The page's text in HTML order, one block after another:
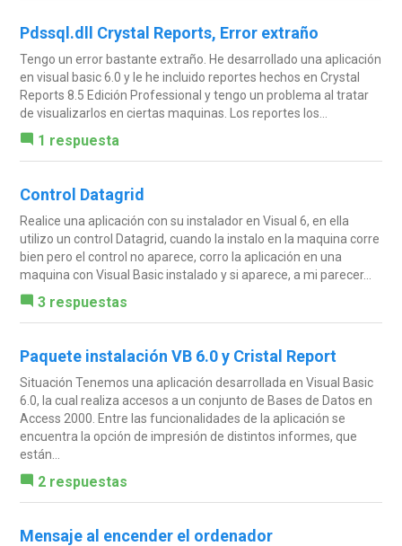
Pdssql.dll Crystal Reports, Error extraño
Tengo un error bastante extraño. He desarrollado una aplicación
en visual basic 6.0 y le he incluido reportes hechos en Crystal
Reports 8.5 Edición Professional y tengo un problema al tratar
de visualizarlos en ciertas maquinas. Los reportes los...
1 respuesta
Control Datagrid
Realice una aplicación con su instalador en Visual 6, en ella
utilizo un control Datagrid, cuando la instalo en la maquina corre
bien pero el control no aparece, corro la aplicación en una
maquina con Visual Basic instalado y si aparece, a mi parecer...
3 respuestas
Paquete instalación VB 6.0 y Cristal Report
Situación Tenemos una aplicación desarrollada en Visual Basic
6.0, la cual realiza accesos a un conjunto de Bases de Datos en
Access 2000. Entre las funcionalidades de la aplicación se
encuentra la opción de impresión de distintos informes, que
están...
2 respuestas
Mensaje al encender el ordenador